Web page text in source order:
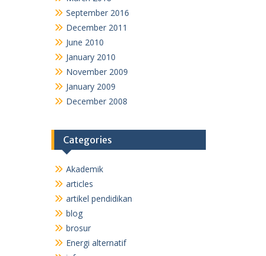
September 2016
December 2011
November 2009
December 2008
Categories
Akademik
articles
artikel pendidikan
blog
brosur
Energi alternatif
info